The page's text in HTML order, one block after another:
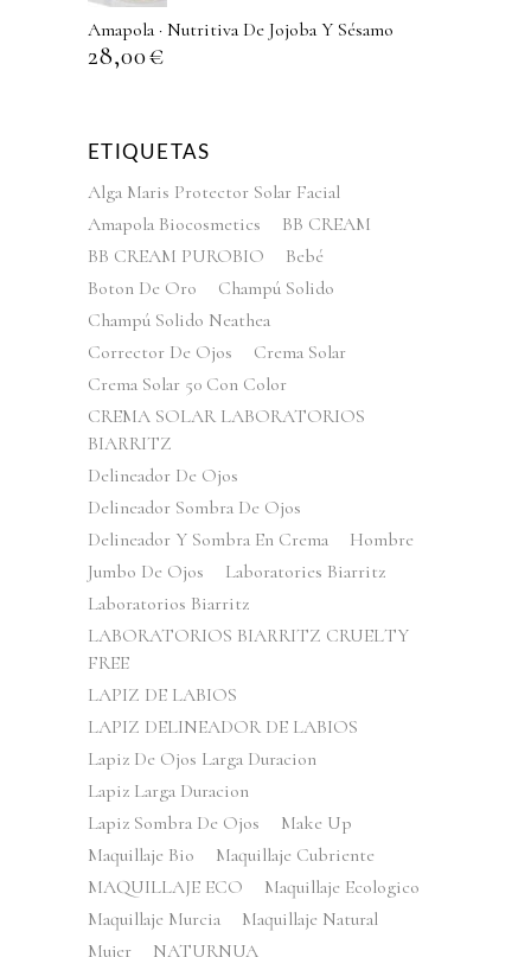
Amapola · Nutritiva De Jojoba Y Sésamo
28,00€
ETIQUETAS
Alga Maris Protector Solar Facial
Amapola Biocosmetics
BB CREAM
BB CREAM PUROBIO
Bebé
Boton De Oro
Champú Solido
Champú Solido Neathea
Corrector De Ojos
Crema Solar
Crema Solar 50 Con Color
CREMA SOLAR LABORATORIOS
BIARRITZ
Delineador De Ojos
Delineador Sombra De Ojos
Delineador Y Sombra En Crema
Hombre
Jumbo De Ojos
Laboratories Biarritz
Laboratorios Biarritz
LABORATORIOS BIARRITZ CRUELTY
FREE
LAPIZ DE LABIOS
LAPIZ DELINEADOR DE LABIOS
Lapiz De Ojos Larga Duracion
Lapiz Larga Duracion
Lapiz Sombra De Ojos
Make Up
Maquillaje Bio
Maquillaje Cubriente
MAQUILLAJE ECO
Maquillaje Ecologico
Maquillaje Murcia
Maquillaje Natural
Mujer
NATURNUA